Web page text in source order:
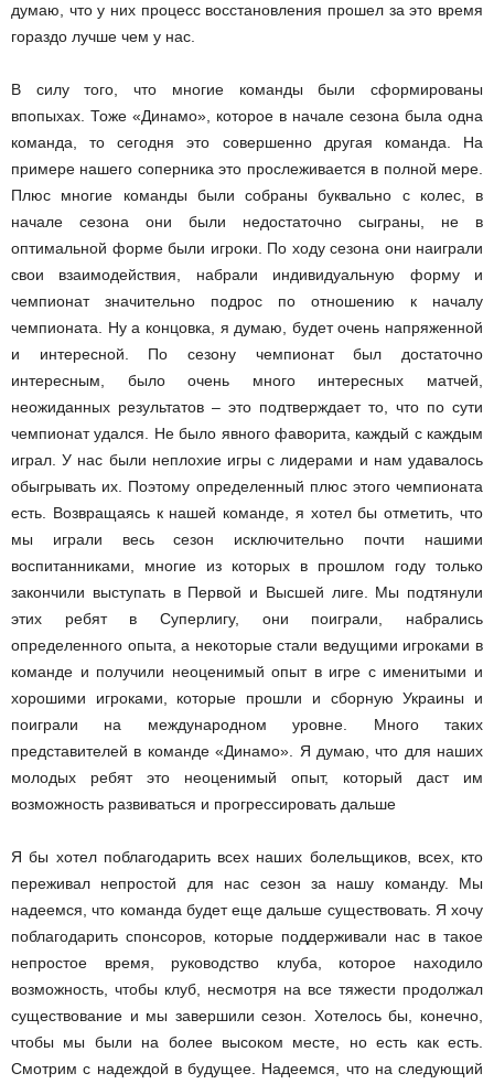
думаю, что у них процесс восстановления прошел за это время
гораздо лучше чем у нас.
В силу того, что многие команды были сформированы
впопыхах. Тоже «Динамо», которое в начале сезона была одна
команда, то сегодня это совершенно другая команда. На
примере нашего соперника это прослеживается в полной мере.
Плюс многие команды были собраны буквально с колес, в
начале сезона они были недостаточно сыграны, не в
оптимальной форме были игроки. По ходу сезона они наиграли
свои взаимодействия, набрали индивидуальную форму и
чемпионат значительно подрос по отношению к началу
чемпионата. Ну а концовка, я думаю, будет очень напряженной
и интересной. По сезону чемпионат был достаточно
интересным, было очень много интересных матчей,
неожиданных результатов – это подтверждает то, что по сути
чемпионат удался. Не было явного фаворита, каждый с каждым
играл. У нас были неплохие игры с лидерами и нам удавалось
обыгрывать их. Поэтому определенный плюс этого чемпионата
есть. Возвращаясь к нашей команде, я хотел бы отметить, что
мы играли весь сезон исключительно почти нашими
воспитанниками, многие из которых в прошлом году только
закончили выступать в Первой и Высшей лиге. Мы подтянули
этих ребят в Суперлигу, они поиграли, набрались
определенного опыта, а некоторые стали ведущими игроками в
команде и получили неоценимый опыт в игре с именитыми и
хорошими игроками, которые прошли и сборную Украины и
поиграли на международном уровне. Много таких
представителей в команде «Динамо». Я думаю, что для наших
молодых ребят это неоценимый опыт, который даст им
возможность развиваться и прогрессировать дальше
Я бы хотел поблагодарить всех наших болельщиков, всех, кто
переживал непростой для нас сезон за нашу команду. Мы
надеемся, что команда будет еще дальше существовать. Я хочу
поблагодарить спонсоров, которые поддерживали нас в такое
непростое время, руководство клуба, которое находило
возможность, чтобы клуб, несмотря на все тяжести продолжал
существование и мы завершили сезон. Хотелось бы, конечно,
чтобы мы были на более высоком месте, но есть как есть.
Смотрим с надеждой в будущее. Надеемся, что на следующий